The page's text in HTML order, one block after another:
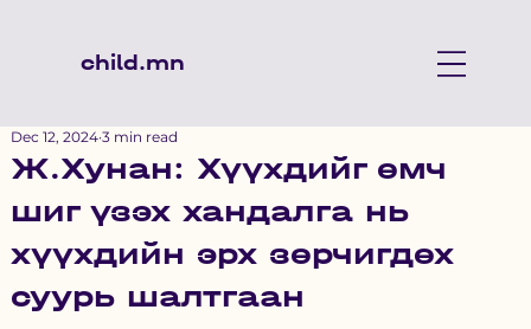
child.mn
Ж.Хунан: Хүүхдийг өмч
шиг үзэх хандалга нь
хүүхдийн эрх зөрчигдөх
суурь шалтгаан
Dec 12, 2024 3 min read